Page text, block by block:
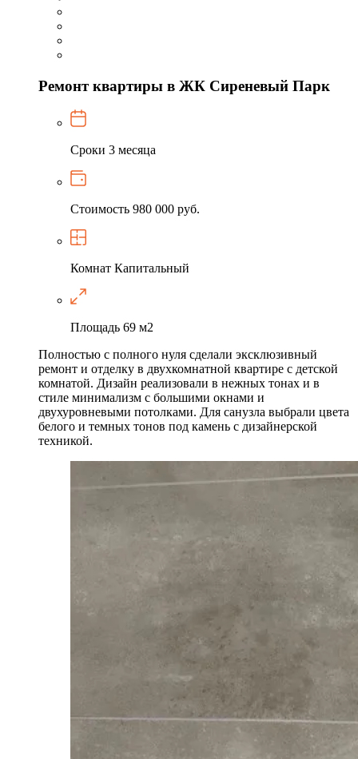
Ремонт квартиры в ЖК Сиреневый Парк
Сроки 3 месяца
Стоимость 980 000 руб.
Комнат Капитальный
Площадь 69 м2
Полностью с полного нуля сделали эксклюзивный
ремонт и отделку в двухкомнатной квартире с детской
комнатой. Дизайн реализовали в нежных тонах и в
стиле минимализм с большими окнами и
двухуровневыми потолками. Для санузла выбрали цвета
белого и темных тонов под камень с дизайнерской
техникой.